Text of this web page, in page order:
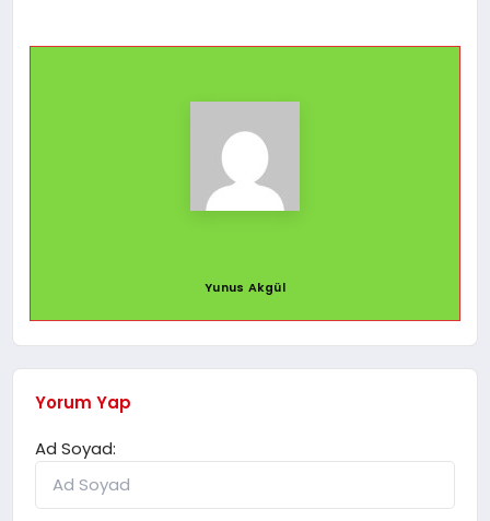
Yunus Akgül
Yorum Yap
Ad Soyad: